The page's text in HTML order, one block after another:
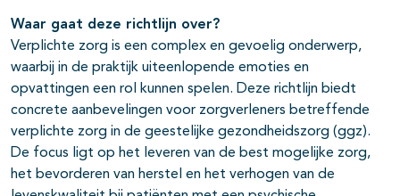
Aanvragen verplichte zorg
Besluitvorming toepassen verplichte zorg 02-07-2026
Uitvoering en evaluatie verplichte zorg 02-07-2026
Ambulant verplichte zorg 02-07-2026
Somatisch verplichte zorg 02-07-2026
Waar gaat deze richtlijn over?
Verplichte zorg is een complex en gevoelig onderwerp,
waarbij in de praktijk uiteenlopende emoties en
opvattingen een rol kunnen spelen. Deze richtlijn biedt
concrete aanbevelingen voor zorgverleners betreffende
verplichte zorg in de geestelijke gezondheidszorg (ggz).
De focus ligt op het leveren van de best mogelijke zorg,
het bevorderen van herstel en het verhogen van de